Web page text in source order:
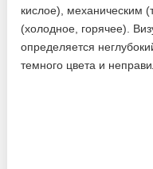
кислое), механическим
(холодное, горячее).
определяется
темного цвета и